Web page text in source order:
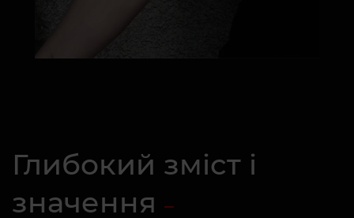
Глибокий зміст і
значення